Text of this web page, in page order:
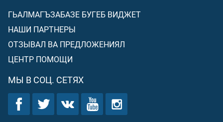
ГЬАЛМАГЪЗАБАЗЕ БУГЕБ ВИДЖЕТ
НАШИ ПАРТНЕРЫ
ОТЗЫВАЛ ВА ПРЕДЛОЖЕНИЯЛ
ЦЕНТР ПОМОЩИ
МЫ В СОЦ. СЕТЯХ